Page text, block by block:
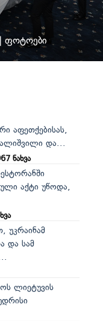
ფოტოები
აფეთქებისას,
და...
ნახვა
აქტი უწოდა,
უკრაინამ
და სამ
ლიეტუვის